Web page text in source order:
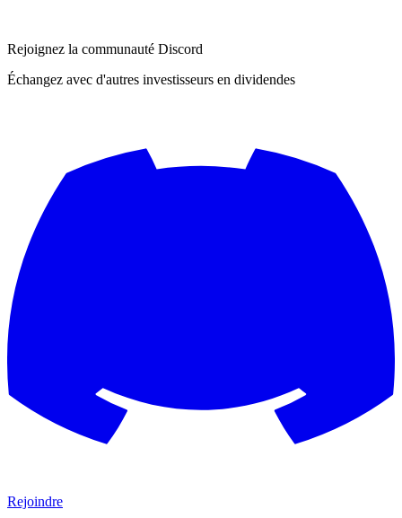
Rejoignez la communauté Discord
Échangez avec d'autres investisseurs en dividendes
Rejoindre